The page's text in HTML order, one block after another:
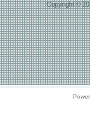
Copyright ©